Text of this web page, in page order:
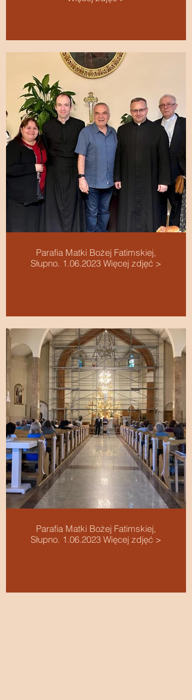
Parafia Matki Bożej Fatimskiej,
Słupno. 1.06.2023 Więcej zdjęć >
Parafia Matki Bożej Fatimskiej,
Słupno. 1.06.2023 Więcej zdjęć >